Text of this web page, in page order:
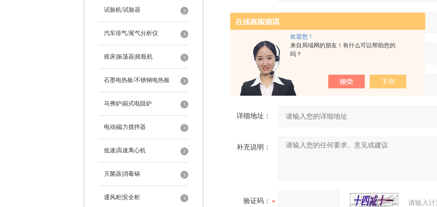
欢迎您！
来自局域网的朋友！有什么可以帮助您的
吗？
试验机/试验器
汽车排气/尾气分析仪
摇床|振荡器|摇瓶机
石墨电热板/不锈钢电热板
马弗炉|箱式电阻炉
电动|磁力搅拌器
低速|高速离心机
灭菌器|消毒锅
通风柜|安全柜
联系电话：
常用邮箱：
省份：
详细地址：
补充说明：
验证码： 请输入